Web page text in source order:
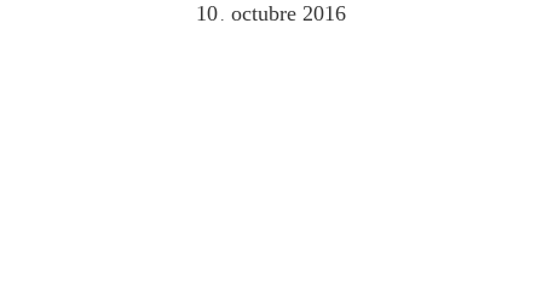
10 . octubre 2016